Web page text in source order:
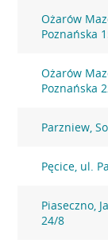
Ożarów
Poznańska
Ożarów
Poznańska
Parzniew,
Pęcice, ul.
Piaseczno,
24/8